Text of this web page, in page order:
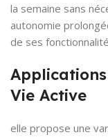
la semaine sans
autonomie
de ses
Vie Active
elle propose une